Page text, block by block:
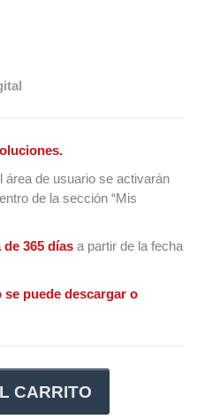
área de usuario se activarán
de la sección “Mis
365 días a partir de la fecha
se puede descargar o
CARRITO